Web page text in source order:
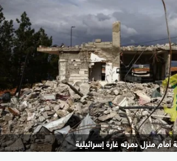
منزل دمرته غارة إسرائيلية